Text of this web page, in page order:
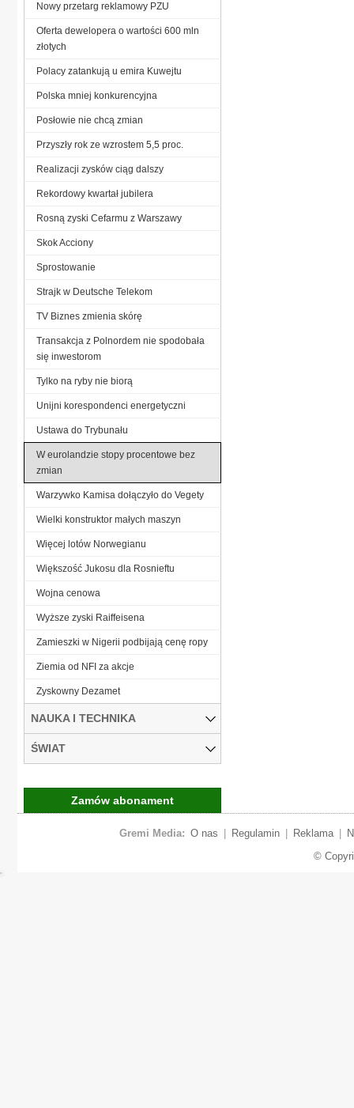
Nowy przetarg reklamowy PZU
Oferta dewelopera o wartości 600 mln
złotych
Polacy zatankują u emira Kuwejtu
Polska mniej konkurencyjna
Posłowie nie chcą zmian
Przyszły rok ze wzrostem 5,5 proc.
Realizacji zysków ciąg dalszy
Rekordowy kwartał jubilera
Rosną zyski Cefarmu z Warszawy
Skok Acciony
Sprostowanie
Strajk w Deutsche Telekom
TV Biznes zmienia skórę
Transakcja z Polnordem nie spodobała
się inwestorom
Tylko na ryby nie biorą
Unijni korespondenci energetyczni
Ustawa do Trybunału
W eurolandzie stopy procentowe bez
zmian
Warzywko Kamisa dołączyło do Vegety
Wielki konstruktor małych maszyn
Więcej lotów Norwegianu
Większość Jukosu dla Rosnieftu
Wojna cenowa
Wyższe zyski Raiffeisena
Zamieszki w Nigerii podbijają cenę ropy
Ziemia od NFI za akcje
Zyskowny Dezamet
NAUKA I TECHNIKA
ŚWIAT
Zamów abonament
Gremi Media: O nas Regulamin Reklama
©